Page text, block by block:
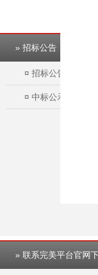
» 招标公告
¤ 招标公告
¤ 中标公示
» 联系完美平台官网